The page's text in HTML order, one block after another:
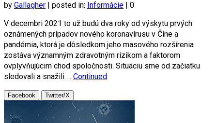
by Gallagher posted in: Informácie
0
V decembri 2021 to už budú dva roky od výskytu prvých
oznámených prípadov nového koronavírusu v Číne a
pandémia, ktorá je dôsledkom jeho masového rozšírenia
zostáva významným zdravotným rizikom a faktorom
ovplyvňujúcim chod spoločnosti. Situáciu sme od začiatku
sledovali a snažili … Continued
Facebook Twitter/X